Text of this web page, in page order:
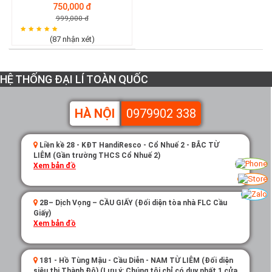
750,000 đ
999,000 đ
(87 nhận xét)
HỆ THỐNG ĐẠI LÍ TOÀN QUỐC
HÀ NỘI 0979902 338
Liền kề 28 - KĐT HandiResco - Cổ Nhuế 2 - BẮC TỪ
LIÊM (Gần trường THCS Cổ Nhuế 2)
Xem bản đồ
2B– Dịch Vọng – CẦU GIẤY (Đối diện tòa nhà FLC Cầu
Giấy)
Xem bản đồ
181 - Hồ Tùng Mậu - Cầu Diễn - NAM TỪ LIÊM (Đối diện